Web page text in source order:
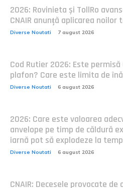
2026: Rovinieta și TollRo
CNAIR anunță aplicarea noilor
Diverse Noutati 7 august 2026
Cod Rutier 2026: Este
plafon? Care este limita de
Diverse Noutati 6 august 2026
2026: Care este valoarea
anvelope pe timp de căldură
iarnă pot să explodeze la
Diverse Noutati 6 august 2026
CNAIR: Decesele provocate